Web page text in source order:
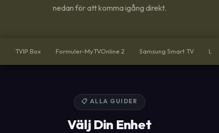
nedan för att komma igång direkt.
TVIP Box Formuler-MyTVOnline 2 Samsung Smart TV LG
📋 ALLA GUIDER
Välj Din Enhet